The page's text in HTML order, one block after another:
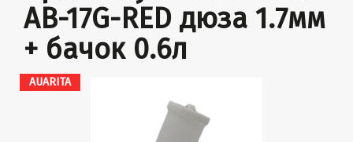
AB-17G-RED дюза 1.7мм
+ бачок 0.6л
AUARITA